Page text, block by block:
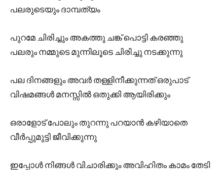
പലരുടെയും ദാമ്പത്യം
പുറമേ ചിരിച്ചും അകത്തു ചങ്ക് പൊട്ടി കരഞ്ഞു
പലരും നമ്മുടെ മുന്നിലൂടെ ചിരിച്ചു നടക്കുന്നു
പല ദിനങ്ങളും അവർ തള്ളിനീക്കുന്നത് ഒരുപാട്
വിഷമങ്ങൾ മനസ്സിൽ ഒതുക്കി ആയിരിക്കും
ഒരാളോട് പോലും തുറന്നു പറയാൻ കഴിയാതെ
വീർപ്പുമുട്ടി ജീവിക്കുന്നു
ഇപ്പോൾ നിങ്ങൾ വിചാരിക്കും അവിഹിതം കാമം തേടി